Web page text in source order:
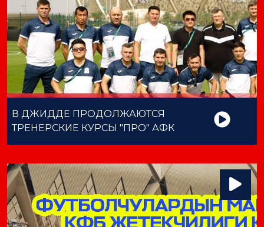
В ДЖИДДЕ ПРОДОЛЖАЮТСЯ
ТРЕНЕРСКИЕ КУРСЫ "ПРО" АФК